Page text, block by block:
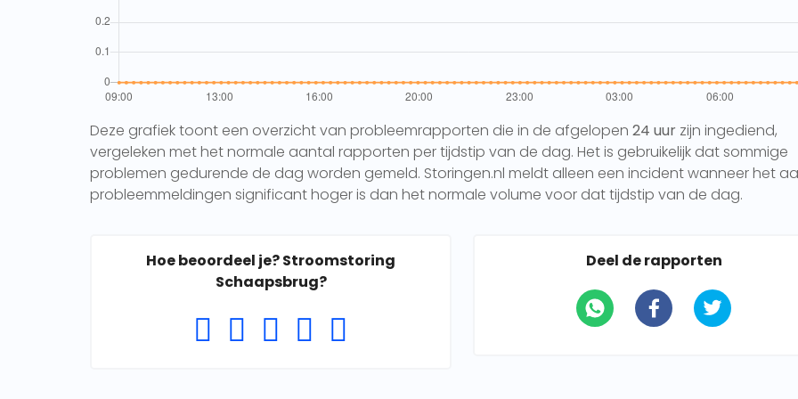
Deze grafiek toont een overzicht van probleemrapporten die in de afgelopen 24 uur zijn ingediend,
vergeleken met het normale aantal rapporten per tijdstip van de dag. Het is gebruikelijk dat sommige
problemen gedurende de dag worden gemeld. Storingen.nl meldt alleen een incident wanneer het
probleemmeldingen significant hoger is dan het normale volume voor dat tijdstip van de dag.
Hoe beoordeel je? Stroomstoring
Schaapsbrug?
Deel de rapporten